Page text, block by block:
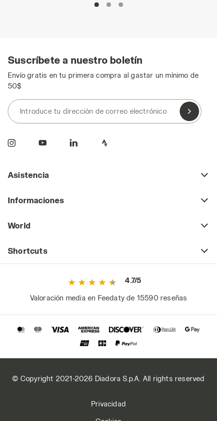
Suscríbete a nuestro boletín
Envío gratis en tu primera compra al gastar un mínimo de
50$
Introduce tu dirección de correo electrónico
Asistencia
Informaciones
World
Shortcuts
4.7/5
Valoración media en Feedaty de 15590 reseñas
© Copyright 2021-2026 Diadora S.p.A. All rights reserved
Privacidad